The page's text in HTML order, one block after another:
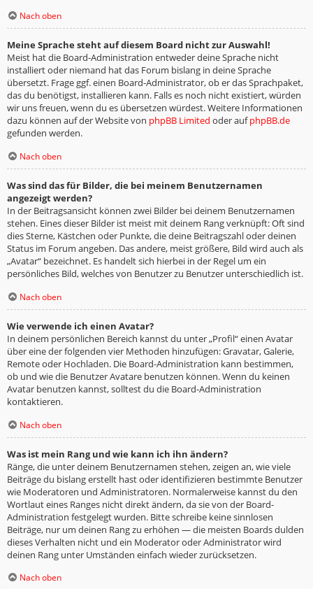
Nach oben
Meine Sprache steht auf diesem Board nicht zur Auswahl!
Meist hat die Board-Administration entweder deine Sprache nicht
installiert oder niemand hat das Forum bislang in deine Sprache
übersetzt. Frage ggf. einen Board-Administrator, ob er das Sprachpaket,
das du benötigst, installieren kann. Falls es noch nicht existiert, würden
wir uns freuen, wenn du es übersetzen würdest. Weitere Informationen
dazu können auf der Website von phpBB Limited oder aufphpBB.de
gefunden werden.
Nach oben
Was sind das für Bilder, die bei meinem Benutzernamen
angezeigt werden?
In der Beitragsansicht können zwei Bilder bei deinem Benutzernamen
stehen. Eines dieser Bilder ist meist mit deinem Rang verknüpft: Oft sind
dies Sterne, Kästchen oder Punkte, die deine Beitragszahl oder deinen
Status im Forum angeben. Das andere, meist größere, Bild wird auch als
„Avatar“ bezeichnet. Es handelt sich hierbei in der Regel um ein
persönliches Bild, welches von Benutzer zu Benutzer unterschiedlich ist.
Nach oben
Wie verwende ich einen Avatar?
In deinem persönlichen Bereich kannst du unter „Profil“ einen Avatar
über eine der folgenden vier Methoden hinzufügen: Gravatar, Galerie,
Remote oder Hochladen. Die Board-Administration kann bestimmen,
ob und wie die Benutzer Avatare benutzen können. Wenn du keinen
Avatar benutzen kannst, solltest du die Board-Administration
kontaktieren.
Nach oben
Was ist mein Rang und wie kann ich ihn ändern?
Ränge, die unter deinem Benutzernamen stehen, zeigen an, wie viele
Beiträge du bislang erstellt hast oder identifizieren bestimmte Benutzer
wie Moderatoren und Administratoren. Normalerweise kannst du den
Wortlaut eines Ranges nicht direkt ändern, da sie von der Board-
Administration festgelegt wurden. Bitte schreibe keine sinnlosen
Beiträge, nur um deinen Rang zu erhöhen — die meisten Boards dulden
dieses Verhalten nicht und ein Moderator oder Administrator wird
deinen Rang unter Umständen einfach wieder zurücksetzen.
Nach oben